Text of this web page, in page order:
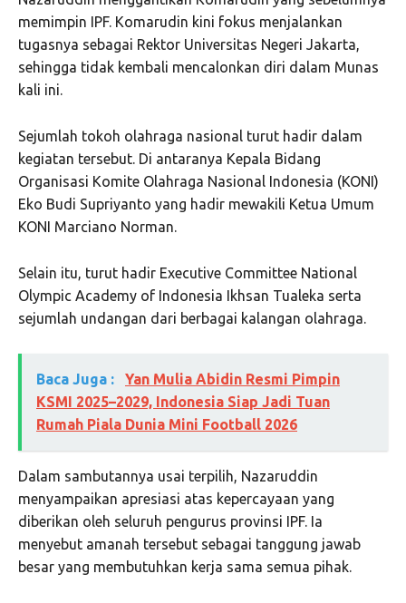
memimpin IPF. Komarudin kini fokus menjalankan
tugasnya sebagai Rektor Universitas Negeri Jakarta,
sehingga tidak kembali mencalonkan diri dalam Munas
kali ini.
Sejumlah tokoh olahraga nasional turut hadir dalam
kegiatan tersebut. Di antaranya Kepala Bidang
Organisasi Komite Olahraga Nasional Indonesia (KONI)
Eko Budi Supriyanto yang hadir mewakili Ketua Umum
KONI Marciano Norman.
Selain itu, turut hadir Executive Committee National
Olympic Academy of Indonesia Ikhsan Tualeka serta
sejumlah undangan dari berbagai kalangan olahraga.
Baca Juga :
Yan Mulia Abidin Resmi Pimpin
KSMI 2025–2029, Indonesia Siap Jadi Tuan
Rumah Piala Dunia Mini Football 2026
Dalam sambutannya usai terpilih, Nazaruddin
menyampaikan apresiasi atas kepercayaan yang
diberikan oleh seluruh pengurus provinsi IPF. Ia
menyebut amanah tersebut sebagai tanggung jawab
besar yang membutuhkan kerja sama semua pihak.